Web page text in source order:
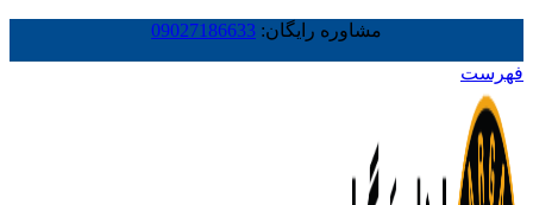
مشاوره رایگان: 09027186633
فهرست